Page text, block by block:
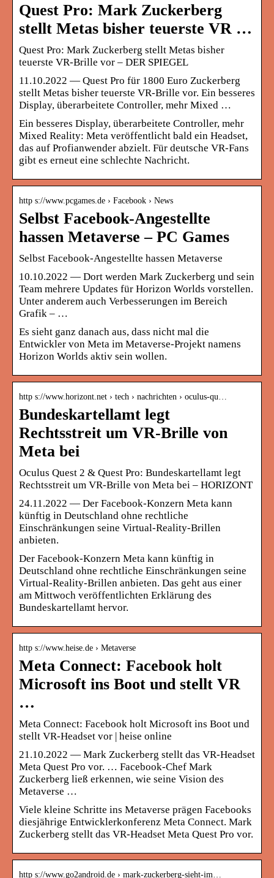
Quest Pro: Mark Zuckerberg
stellt Metas bisher teuerste VR …
Quest Pro: Mark Zuckerberg stellt Metas bisher
teuerste VR-Brille vor – DER SPIEGEL
11.10.2022 — Quest Pro für 1800 Euro Zuckerberg
stellt Metas bisher teuerste VR-Brille vor. Ein besseres
Display, überarbeitete Controller, mehr Mixed …
Ein besseres Display, überarbeitete Controller, mehr
Mixed Reality: Meta veröffentlicht bald ein Headset,
das auf Profianwender abzielt. Für deutsche VR-Fans
gibt es erneut eine schlechte Nachricht.
http s://www.pcgames.de › Facebook › News
Selbst Facebook-Angestellte
hassen Metaverse – PC Games
Selbst Facebook-Angestellte hassen Metaverse
10.10.2022 — Dort werden Mark Zuckerberg und sein
Team mehrere Updates für Horizon Worlds vorstellen.
Unter anderem auch Verbesserungen im Bereich
Grafik – …
Es sieht ganz danach aus, dass nicht mal die
Entwickler von Meta im Metaverse-Projekt namens
Horizon Worlds aktiv sein wollen.
http s://www.horizont.net › tech › nachrichten › oculus-qu…
Bundeskartellamt legt
Rechtsstreit um VR-Brille von
Meta bei
Oculus Quest 2 & Quest Pro: Bundeskartellamt legt
Rechtsstreit um VR-Brille von Meta bei – HORIZONT
24.11.2022 — Der Facebook-Konzern Meta kann
künftig in Deutschland ohne rechtliche
Einschränkungen seine Virtual-Reality-Brillen
anbieten.
Der Facebook-Konzern Meta kann künftig in
Deutschland ohne rechtliche Einschränkungen seine
Virtual-Reality-Brillen anbieten. Das geht aus einer
am Mittwoch veröffentlichten Erklärung des
Bundeskartellamt hervor.
http s://www.heise.de › Metaverse
Meta Connect: Facebook holt
Microsoft ins Boot und stellt VR
…
Meta Connect: Facebook holt Microsoft ins Boot und
stellt VR-Headset vor | heise online
21.10.2022 — Mark Zuckerberg stellt das VR-Headset
Meta Quest Pro vor. … Facebook-Chef Mark
Zuckerberg ließ erkennen, wie seine Vision des
Metaverse …
Viele kleine Schritte ins Metaverse prägen Facebooks
diesjährige Entwicklerkonferenz Meta Connect. Mark
Zuckerberg stellt das VR-Headset Meta Quest Pro vor.
http s://www.go2android.de › mark-zuckerberg-sieht-im…